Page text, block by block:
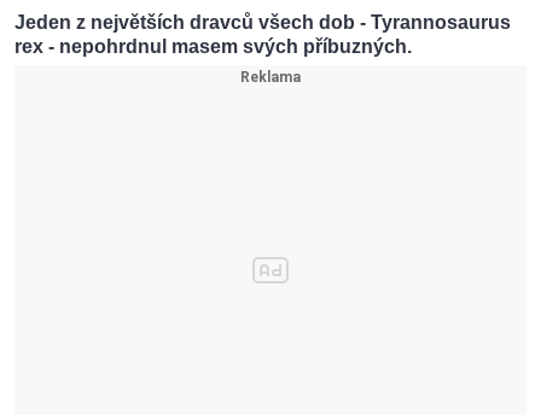
Jeden z největších dravců všech dob - Tyrannosaurus
rex - nepohrdnul masem svých příbuzných.